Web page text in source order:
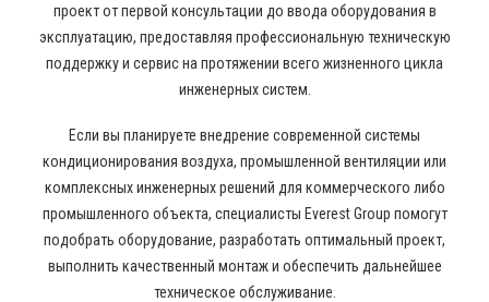
проект от первой консультации до ввода оборудования в
эксплуатацию, предоставляя профессиональную техническую
поддержку и сервис на протяжении всего жизненного цикла
инженерных систем.
Если вы планируете внедрение современной системы
кондиционирования воздуха, промышленной вентиляции или
комплексных инженерных решений для коммерческого либо
промышленного объекта, специалисты Everest Group помогут
подобрать оборудование, разработать оптимальный проект,
выполнить качественный монтаж и обеспечить дальнейшее
техническое обслуживание.